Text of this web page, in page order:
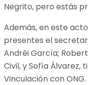
Negrito, pero estás
Además, en este
presentes el
Andréi García;
Civil, y Sofía Álvarez,
Vinculación con ONG.